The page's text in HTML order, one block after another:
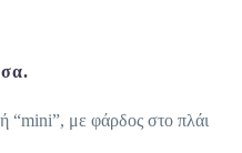
€.
με φάρδος στο πλάι